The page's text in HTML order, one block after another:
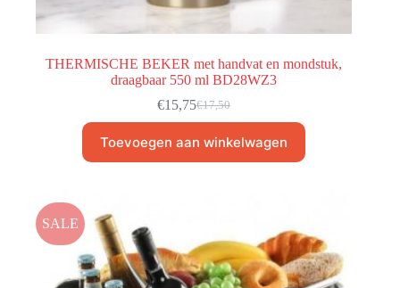
THERMISCHE BEKER met handvat en mondstuk,
draagbaar 550 ml BD28WZ3
€17,50
€15,75
Toevoegen aan winkelwagen
SALE